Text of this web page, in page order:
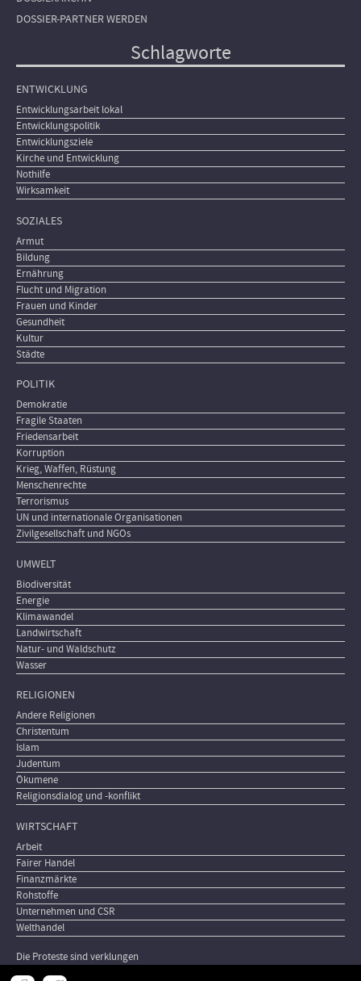
DOSSIER-PARTNER WERDEN
Schlagworte
ENTWICKLUNG
Entwicklungsarbeit lokal
Entwicklungspolitik
Entwicklungsziele
Kirche und Entwicklung
Nothilfe
Wirksamkeit
SOZIALES
Armut
Bildung
Ernährung
Flucht und Migration
Frauen und Kinder
Gesundheit
Kultur
Städte
POLITIK
Demokratie
Fragile Staaten
Friedensarbeit
Korruption
Krieg, Waffen, Rüstung
Menschenrechte
Terrorismus
UN und internationale Organisationen
Zivilgesellschaft und NGOs
UMWELT
Biodiversität
Energie
Klimawandel
Landwirtschaft
Natur- und Waldschutz
Wasser
RELIGIONEN
Andere Religionen
Christentum
Islam
Judentum
Ökumene
Religionsdialog und -konflikt
WIRTSCHAFT
Arbeit
Fairer Handel
Finanzmärkte
Rohstoffe
Unternehmen und CSR
Welthandel
Die Proteste sind verklungen